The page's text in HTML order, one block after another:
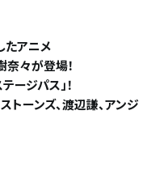
たアニメ
奈々が登場！
ージパス」！
トーンズ、渡辺謙、アンジ